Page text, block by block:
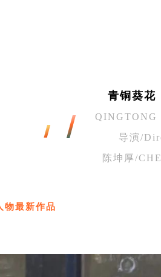
青铜葵花
导演/
陈坤厚/
物最新作品